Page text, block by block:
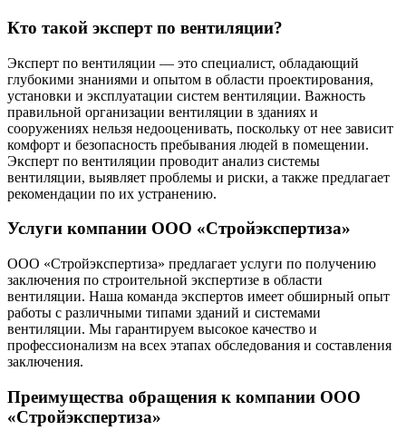
Кто такой эксперт по вентиляции?
Эксперт по вентиляции — это специалист, обладающий
глубокими знаниями и опытом в области проектирования,
установки и эксплуатации систем вентиляции. Важность
правильной организации вентиляции в зданиях и
сооружениях нельзя недооценивать, поскольку от нее зависит
комфорт и безопасность пребывания людей в помещении.
Эксперт по вентиляции проводит анализ системы
вентиляции, выявляет проблемы и риски, а также предлагает
рекомендации по их устранению.
Услуги компании ООО «Стройэкспертиза»
ООО «Стройэкспертиза» предлагает услуги по получению
заключения по строительной экспертизе в области
вентиляции. Наша команда экспертов имеет обширный опыт
работы с различными типами зданий и системами
вентиляции. Мы гарантируем высокое качество и
профессионализм на всех этапах обследования и составления
заключения.
Преимущества обращения к компании ООО
«Стройэкспертиза»